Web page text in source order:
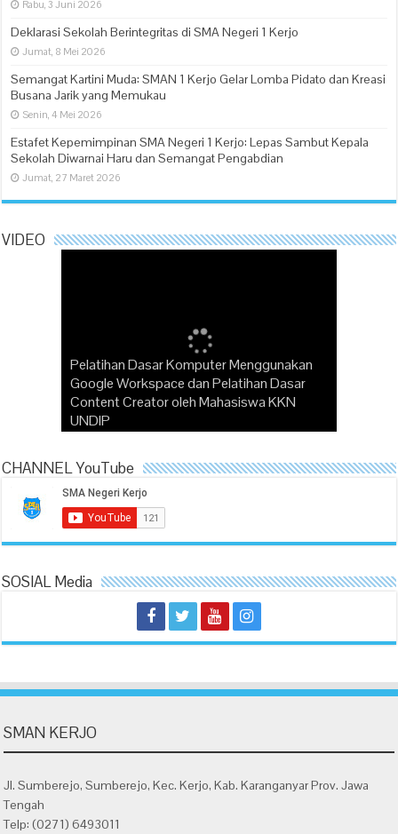
Rabu, 3 Juni 2026
Deklarasi Sekolah Berintegritas di SMA Negeri 1 Kerjo
Jumat, 8 Mei 2026
Semangat Kartini Muda: SMAN 1 Kerjo Gelar Lomba Pidato dan Kreasi
Busana Jarik yang Memukau
Senin, 4 Mei 2026
Estafet Kepemimpinan SMA Negeri 1 Kerjo: Lepas Sambut Kepala
Sekolah Diwarnai Haru dan Semangat Pengabdian
Jumat, 27 Maret 2026
VIDEO
Pelatihan Dasar Komputer Menggunakan
Google Workspace dan Pelatihan Dasar
Content Creator oleh Mahasiswa KKN
UNDIP
Perayaan Belajar Projek Penguatan Profil
Pelajar Pancasila (P5) Tema Gaya Hidup
Berkelanjutan
“Pak Dirman” Puisi Karya Wafiyyah SMAN
Kerjo Juara Lomba Baca Puisi oleh
Disarpus Karanganyar dalam Rangka
Menyongsong Sumpah Pemuda 2023
Membangun Karakter Bangsa melalui Media
Inspiratif
Which Company Would You Choose?
CHANNEL YouTube
SOSIAL Media
SMAN KERJO
Jl. Sumberejo, Sumberejo, Kec. Kerjo, Kab. Karanganyar Prov. Jawa
Tengah
Telp: (0271) 6493011